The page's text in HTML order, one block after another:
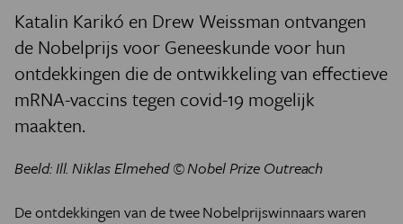
Katalin Karikó en Drew Weissman ontvangen
de Nobelprijs voor Geneeskunde voor hun
ontdekkingen die de ontwikkeling van effectieve
mRNA-vaccins tegen covid-19 mogelijk
maakten.
Beeld: Ill. Niklas Elmehed © Nobel Prize Outreach
De ontdekkingen van de twee Nobelprijswinnaars waren